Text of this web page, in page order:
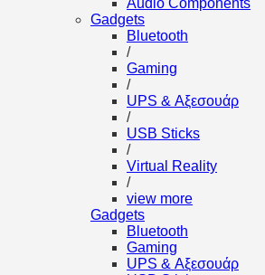
Audio Components
Gadgets
Bluetooth
/
Gaming
/
UPS & Αξεσουάρ
/
USB Sticks
/
Virtual Reality
/
view more
Gadgets
Bluetooth
Gaming
UPS & Αξεσουάρ